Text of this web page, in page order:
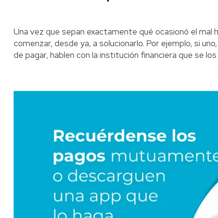
Una vez que sepan exactamente qué ocasionó el mal
comenzar, desde ya, a solucionarlo. Por ejemplo, si
de pagar, hablen con la institución financiera que se